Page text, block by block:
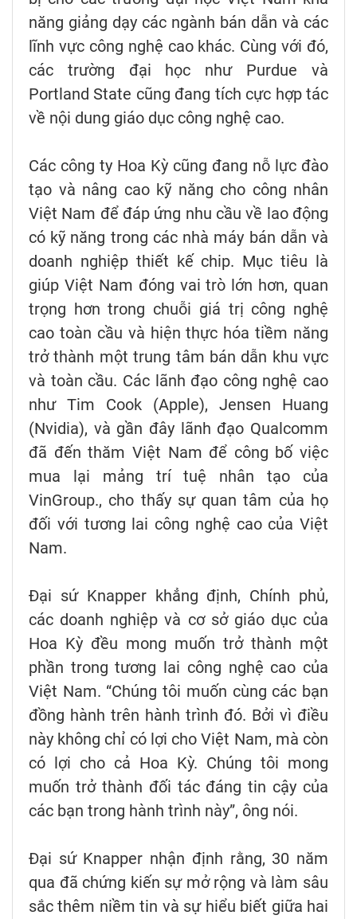
năng giảng dạy các ngành bán dẫn và các
lĩnh vực công nghệ cao khác. Cùng với đó,
các trường đại học như Purdue và
Portland State cũng đang tích cực hợp tác
về nội dung giáo dục công nghệ cao.
Các công ty Hoa Kỳ cũng đang nỗ lực đào
tạo và nâng cao kỹ năng cho công nhân
Việt Nam để đáp ứng nhu cầu về lao động
có kỹ năng trong các nhà máy bán dẫn và
doanh nghiệp thiết kế chip. Mục tiêu là
giúp Việt Nam đóng vai trò lớn hơn, quan
trọng hơn trong chuỗi giá trị công nghệ
cao toàn cầu và hiện thực hóa tiềm năng
trở thành một trung tâm bán dẫn khu vực
và toàn cầu. Các lãnh đạo công nghệ cao
như Tim Cook (Apple), Jensen Huang
(Nvidia), và gần đây lãnh đạo Qualcomm
đã đến thăm Việt Nam để công bố việc
mua lại mảng trí tuệ nhân tạo của
VinGroup., cho thấy sự quan tâm của họ
đối với tương lai công nghệ cao của Việt
Nam.
Đại sứ Knapper khẳng định, Chính phủ,
các doanh nghiệp và cơ sở giáo dục của
Hoa Kỳ đều mong muốn trở thành một
phần trong tương lai công nghệ cao của
Việt Nam. “Chúng tôi muốn cùng các bạn
đồng hành trên hành trình đó. Bởi vì điều
này không chỉ có lợi cho Việt Nam, mà còn
có lợi cho cả Hoa Kỳ. Chúng tôi mong
muốn trở thành đối tác đáng tin cậy của
các bạn trong hành trình này”, ông nói.
Đại sứ Knapper nhận định rằng, 30 năm
qua đã chứng kiến sự mở rộng và làm sâu
sắc thêm niềm tin và sự hiểu biết giữa hai